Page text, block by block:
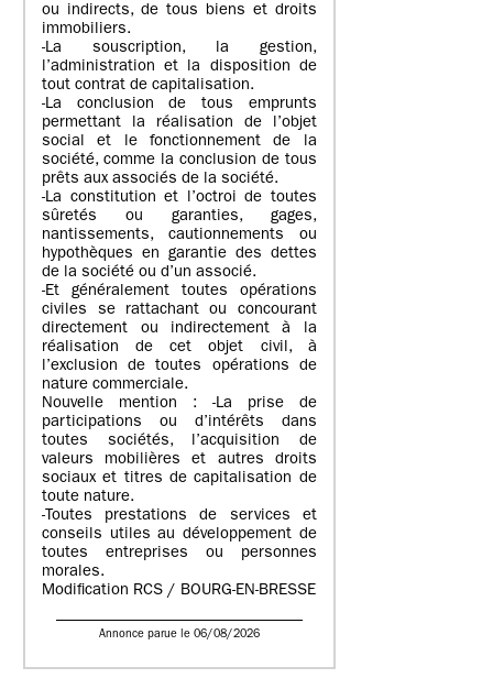
ou indirects, de tous biens et droits
immobiliers.
-La souscription, la gestion,
l’administration et la disposition de
tout contrat de capitalisation.
-La conclusion de tous emprunts
permettant la réalisation de l’objet
social et le fonctionnement de la
société, comme la conclusion de tous
prêts aux associés de la société.
-La constitution et l’octroi de toutes
sûretés ou garanties, gages,
nantissements, cautionnements ou
hypothèques en garantie des dettes
de la société ou d’un associé.
-Et généralement toutes opérations
civiles se rattachant ou concourant
directement ou indirectement à la
réalisation de cet objet civil, à
l’exclusion de toutes opérations de
nature commerciale.
Nouvelle mention : -La prise de
participations ou d’intérêts dans
toutes sociétés, l’acquisition de
valeurs mobilières et autres droits
sociaux et titres de capitalisation de
toute nature.
-Toutes prestations de services et
conseils utiles au développement de
toutes entreprises ou personnes
morales.
Modification RCS / BOURG-EN-BRESSE
Annonce parue le 06/08/2026